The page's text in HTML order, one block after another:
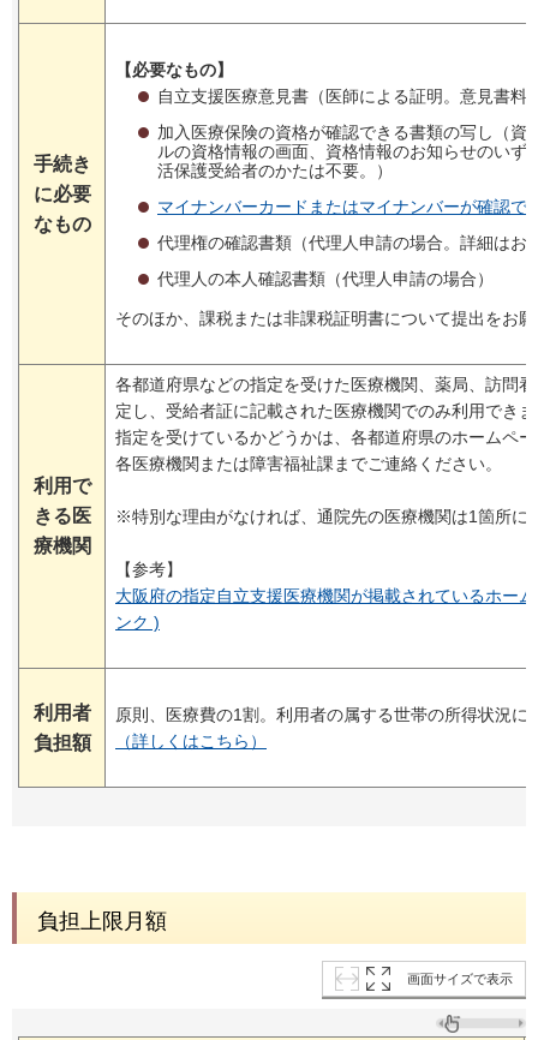
手続き
に必要
なもの
【必要なもの】
自立支援医療意見書（医師による証明。意見書料
加入医療保険の資格が確認できる書類の写し（資
ルの資格情報の画面、資格情報のお知らせのいず
活保護受給者のかたは不要。）
マイナンバーカードまたはマイナンバーが確認で
代理権の確認書類（代理人申請の場合。詳細はお
代理人の本人確認書類（代理人申請の場合）
そのほか、課税または非課税証明書について提出をお
利用で
きる医
療機関
各都道府県などの指定を受けた医療機関、薬局、訪問
定し、受給者証に記載された医療機関でのみ利用でき
指定を受けているかどうかは、各都道府県のホームペ
各医療機関または障害福祉課までご連絡ください。
※特別な理由がなければ、通院先の医療機関は1箇所に
【参考】
大阪府の指定自立支援医療機関が掲載されているホー
ンク )
利用者
負担額
原則、医療費の1割。利用者の属する世帯の所得状況に
（詳しくはこちら）
負担上限月額
画面サイズで表示